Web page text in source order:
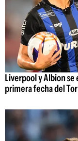
Liverpool y Albion
primera fecha del